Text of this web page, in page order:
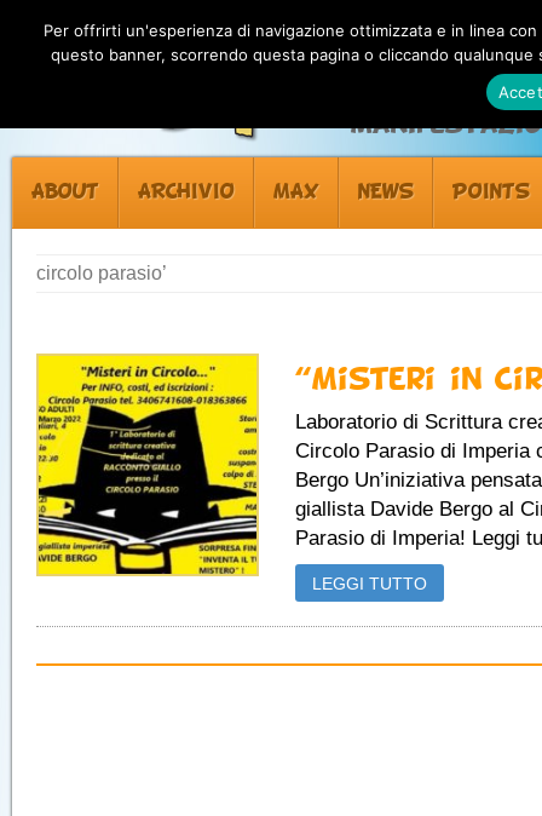
ABOUT ARCHIVIO MAX NEWS POINTS
circolo parasio’
“Misteri in
Laboratorio di Scrittura
Circolo Parasio di Imperia
Bergo Un’iniziativa
giallista Davide Bergo al
Parasio di Imperia! Leggi
LEGGI TUTTO
Per offrirti un'esperienza di navigazione ottimizzata e in linea
questo banner, scorrendo questa pagina o cliccando